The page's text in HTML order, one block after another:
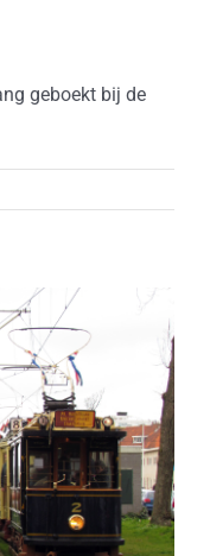
geboekt bij de